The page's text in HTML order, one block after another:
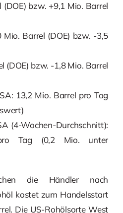
bzw. +9,1 Mio. Barrel
Mio. Barrel (DOE) bzw. -3,5
(DOE) bzw. -1,8 Mio. Barrel
13,2 Mio. Barrel pro Tag
(4-Wochen-Durchschnitt):
Tag (0,2 Mio. unter
die Händler nach
kostet zum Handelsstart
Die US-Rohölsorte West